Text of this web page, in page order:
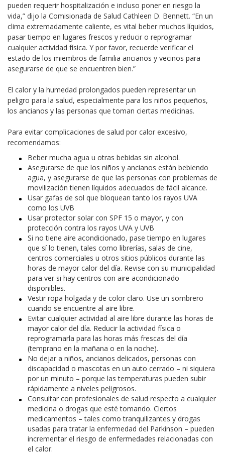
pueden requerir hospitalización e incluso poner en riesgo la
vida,” dijo la Comisionada de Salud Cathleen D. Bennett. “En un
clima extremadamente caliente, es vital beber muchos líquidos,
pasar tiempo en lugares frescos y reducir o reprogramar
cualquier actividad física. Y por favor, recuerde verificar el
estado de los miembros de familia ancianos y vecinos para
asegurarse de que se encuentren bien.”
El calor y la humedad prolongados pueden representar un
peligro para la salud, especialmente para los niños pequeños,
los ancianos y las personas que toman ciertas medicinas.
Para evitar complicaciones de salud por calor excesivo,
recomendamos:
Beber mucha agua u otras bebidas sin alcohol.
Asegurarse de que los niños y ancianos están bebiendo
agua, y asegurarse de que las personas con problemas de
movilización tienen líquidos adecuados de fácil alcance.
Usar gafas de sol que bloquean tanto los rayos UVA
como los UVB
Usar protector solar con SPF 15 o mayor, y con
protección contra los rayos UVA y UVB
Si no tiene aire acondicionado, pase tiempo en lugares
que sí lo tienen, tales como librerías, salas de cine,
centros comerciales u otros sitios públicos durante las
horas de mayor calor del día. Revise con su municipalidad
para ver si hay centros con aire acondicionado
disponibles.
Vestir ropa holgada y de color claro. Use un sombrero
cuando se encuentre al aire libre.
Evitar cualquier actividad al aire libre durante las horas de
mayor calor del día. Reducir la actividad física o
reprogramarla para las horas más frescas del día
(temprano en la mañana o en la noche).
No dejar a niños, ancianos delicados, personas con
discapacidad o mascotas en un auto cerrado – ni siquiera
por un minuto – porque las temperaturas pueden subir
rápidamente a niveles peligrosos.
Consultar con profesionales de salud respecto a cualquier
medicina o drogas que esté tomando. Ciertos
medicamentos – tales como tranquilizantes y drogas
usadas para tratar la enfermedad del Parkinson – pueden
incrementar el riesgo de enfermedades relacionadas con
el calor.